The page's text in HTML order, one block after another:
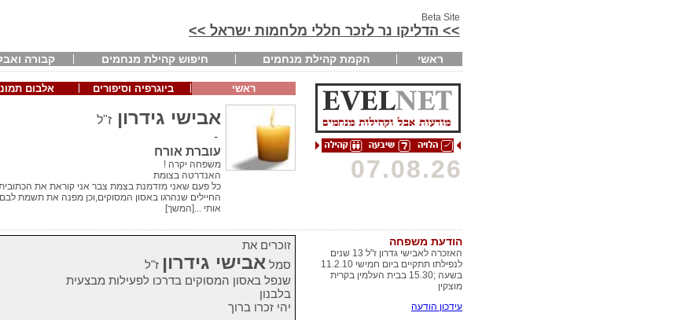
Beta Site
>> הדליקו נר לזכר חללי מלחמות ישראל >>
ראשי הקמת קהילת מנחמים חיפוש קהילת מנחמים קבורה
ראשי ביוגרפיה וסיפורים אלבום
אבישי גידרון ז"ל
-
עוברת אורח
משפחה יקרה !
האנדרטה בצומת
החיילים שנהרגו באסון המסוקים,וכן מפנה את תשמת
אותי ...[המשך]
07.08.26
זוכרים את
סמל אבישי גידרון ז"ל
שנפל באסון המסוקים בדרכו לפעילות מבצעית
בלבנון
יהי זכרו ברוך
הודעת משפחה
האזכרה לאבישי גדרון ז"ל 13 שנים
לנפילתו תתקיים ביום חמישי 11.2.10
בשעה ;15.30 בבית העלמין בקרית
מוצקין
עידכון הודעה